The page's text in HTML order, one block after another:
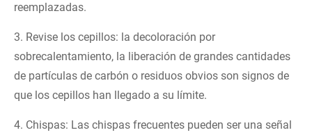
reemplazadas.
3. Revise los cepillos: la decoloración por
sobrecalentamiento, la liberación de grandes cantidades
de partículas de carbón o residuos obvios son signos de
que los cepillos han llegado a su límite.
4. Chispas: Las chispas frecuentes pueden ser una señal